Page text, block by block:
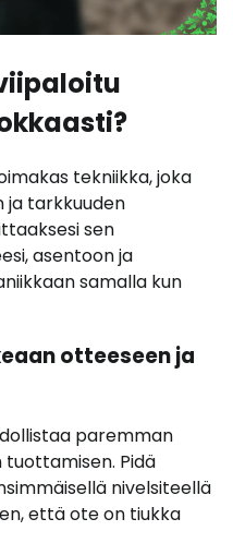
tekniikka, joka
ja tarkkuuden
sen
asentoon ja
samalla kun
otteeseen ja
paremman
Pidä
nivelsiteellä
että ote on tiukka